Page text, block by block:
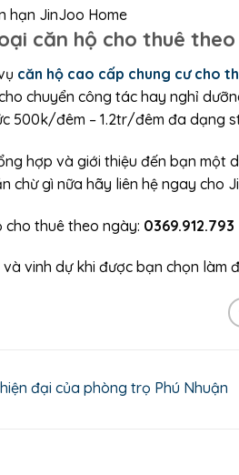
hạn JinJoo Home
căn hộ cho thuê
căn hộ cao cấp chung cư cho
chuyển công tác hay nghỉ
500k/đêm – 1.2tr/đêm đa dạng
hợp và giới thiệu đến bạn một
chừ gì nữa hãy liên hệ ngay cho
thuê theo ngày: 0369.912.793
vinh dự khi được bạn chọn làm
đại của phòng trọ Phú Nhuận